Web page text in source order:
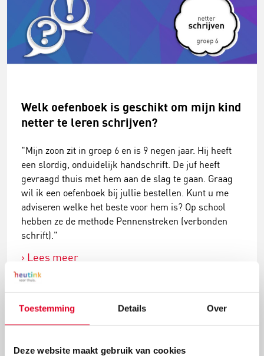
Toestemming Details Over
Deze website maakt gebruik van cookies
Welk oefenboek is geschikt om mijn kind
netter te leren schrijven?
"Mijn zoon zit in groep 6 en is 9 negen jaar. Hij heeft
een slordig, onduidelijk handschrift. De juf heeft
gevraagd thuis met hem aan de slag te gaan. Graag
wil ik een oefenboek bij jullie bestellen. Kunt u me
adviseren welke het beste voor hem is? Op school
hebben ze de methode Pennenstreken (verbonden
schrift)."
Lees meer